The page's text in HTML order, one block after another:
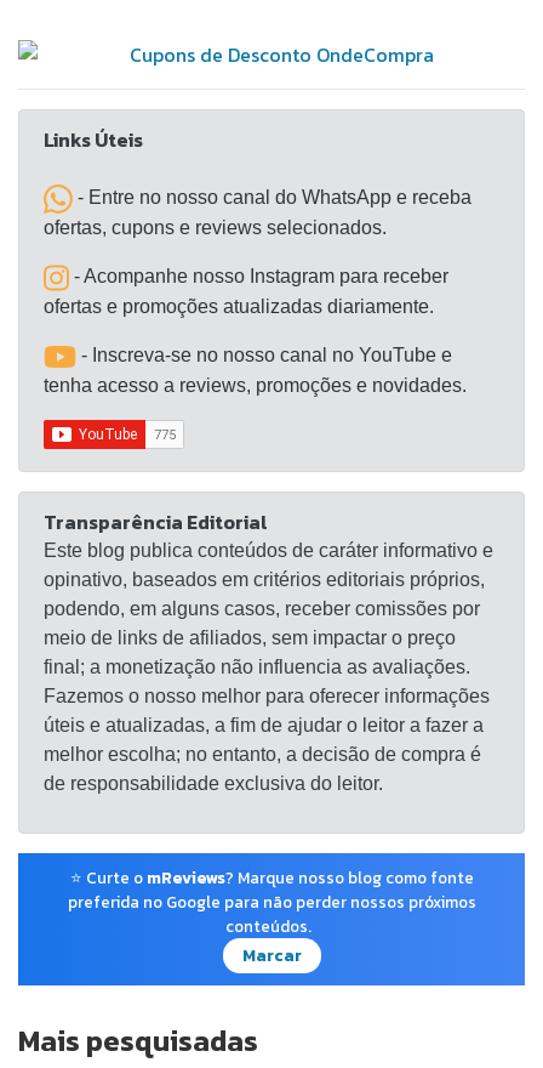
Links Úteis
- Entre no nosso canal do WhatsApp e receba
ofertas, cupons e reviews selecionados.
- Acompanhe nosso Instagram para receber
ofertas e promoções atualizadas diariamente.
- Inscreva-se no nosso canal no YouTube e
tenha acesso a reviews, promoções e novidades.
Transparência Editorial
Este blog publica conteúdos de caráter informativo e
opinativo, baseados em critérios editoriais próprios,
podendo, em alguns casos, receber comissões por
meio de links de afiliados, sem impactar o preço
final; a monetização não influencia as avaliações.
Fazemos o nosso melhor para oferecer informações
úteis e atualizadas, a fim de ajudar o leitor a fazer a
melhor escolha; no entanto, a decisão de compra é
de responsabilidade exclusiva do leitor.
⭐ Curte o mReviews? Marque nosso blog como fonte
preferida no Google para não perder nossos próximos
conteúdos.
Marcar
Mais pesquisadas